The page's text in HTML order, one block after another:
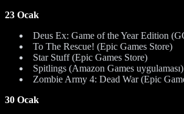
23 Ocak
Deus Ex: Game of the Year Edition
To The Rescue! (Epic Games Store)
Star Stuff (Epic Games Store)
Spitlings (Amazon Games uygulaması)
Zombie Army 4: Dead War (Epic
30 Ocak